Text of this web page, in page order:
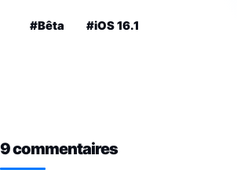
#Bêta #iOS 16.1
9 commentaires